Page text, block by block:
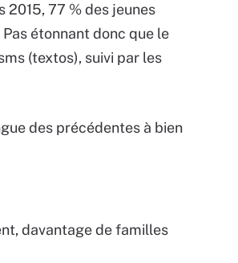
2015, 77 % des jeunes
étonnant donc que le
(textos), suivi par les
des précédentes à bien
davantage de familles